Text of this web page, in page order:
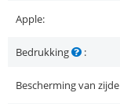
Apple:
Bedrukking :
Bescherming van zijde